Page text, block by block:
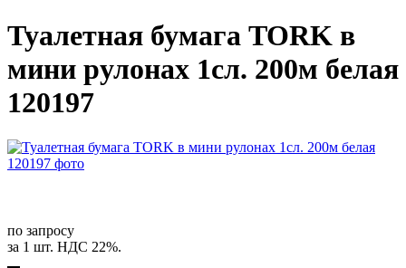
Туалетная бумага TORK в
мини рулонах 1сл. 200м белая
120197
по запросу
за 1 шт. НДС 22%.